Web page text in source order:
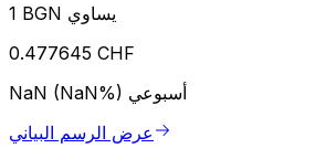
1 BGN يساوي
0.477645 CHF
NaN (NaN%) أسبوعي
عرض الرسم البياني